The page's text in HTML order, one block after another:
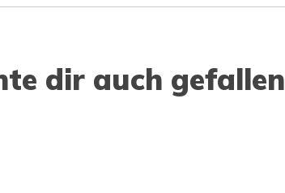
dir auch gefallen